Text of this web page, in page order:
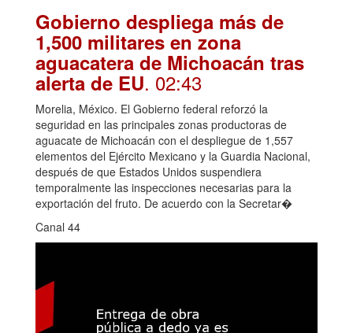
Gobierno despliega más de
1,500 militares en zona
aguacatera de Michoacán tras
alerta de EU. 02:43
Morelia, México. El Gobierno federal reforzó la
seguridad en las principales zonas productoras de
aguacate de Michoacán con el despliegue de 1,557
elementos del Ejército Mexicano y la Guardia Nacional,
después de que Estados Unidos suspendiera
temporalmente las inspecciones necesarias para la
exportación del fruto. De acuerdo con la Secretar�
Canal 44